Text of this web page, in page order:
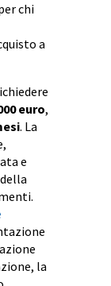
chi
a
euro,
. La
e
la